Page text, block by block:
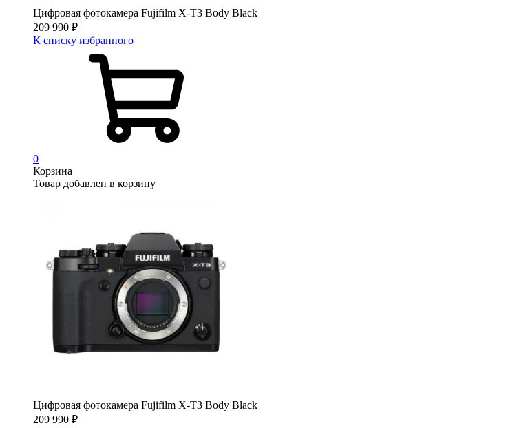
Цифровая фотокамера Fujifilm X-T3 Body Black
209 990 ₽
К списку избранного
0
Корзина
Товар добавлен в корзину
Цифровая фотокамера Fujifilm X-T3 Body Black
209 990 ₽